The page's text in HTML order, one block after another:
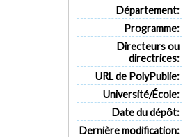
Département:
Programme:
Directeurs ou
directrices:
URL de PolyPublie:
Université/École:
Date du dépôt:
Dernière modification: